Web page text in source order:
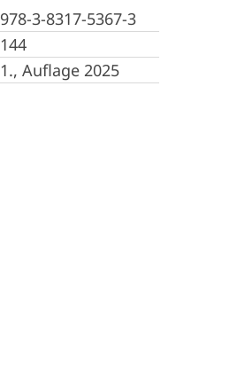
978-3-8317-5367-3
144
1., Auflage 2025